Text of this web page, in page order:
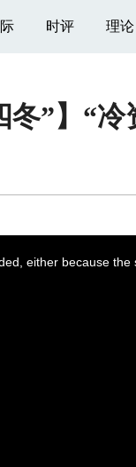
时评 理论
冬”】“
either because